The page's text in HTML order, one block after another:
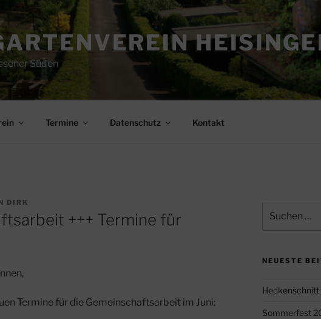
Süden
Termine Datenschutz Kontakt
DIRK
+++ Termine für
Termine für die Gemeinschaftsarbeit im Juni:
nach:
NEUESTE
Heckenschnitt
Sommerfest